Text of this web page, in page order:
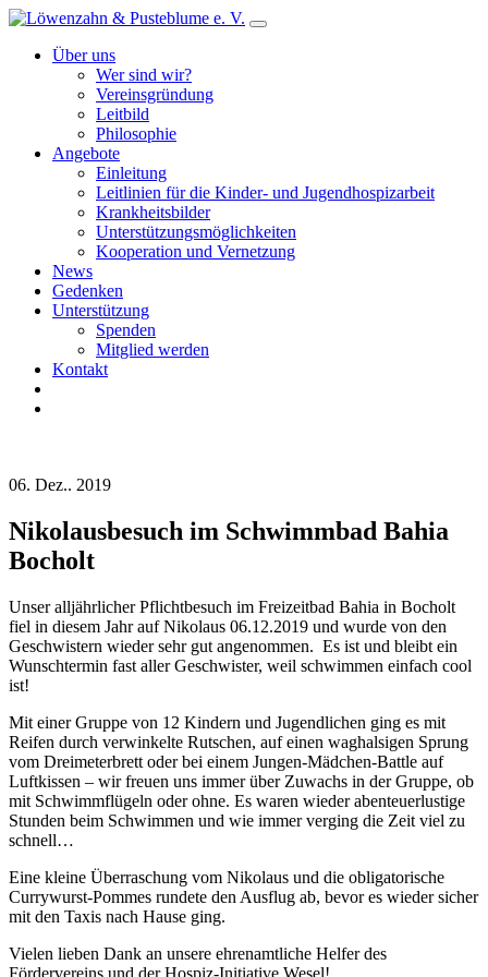
Über uns
Wer sind wir?
Vereinsgründung
Leitbild
Philosophie
Angebote
Einleitung
Leitlinien für die Kinder- und Jugendhospizarbeit
Krankheitsbilder
Unterstützungsmöglichkeiten
Kooperation und Vernetzung
News
Gedenken
Unterstützung
Spenden
Mitglied werden
Kontakt
06. Dez.. 2019
Nikolausbesuch im Schwimmbad Bahia
Bocholt
Unser alljährlicher Pflichtbesuch im Freizeitbad Bahia in Bocholt
fiel in diesem Jahr auf Nikolaus 06.12.2019 und wurde von den
Geschwistern wieder sehr gut angenommen. Es ist und bleibt ein
Wunschtermin fast aller Geschwister, weil schwimmen einfach cool
ist!
Mit einer Gruppe von 12 Kindern und Jugendlichen ging es mit
Reifen durch verwinkelte Rutschen, auf einen waghalsigen Sprung
vom Dreimeterbrett oder bei einem Jungen-Mädchen-Battle auf
Luftkissen – wir freuen uns immer über Zuwachs in der Gruppe, ob
mit Schwimmflügeln oder ohne. Es waren wieder abenteuerlustige
Stunden beim Schwimmen und wie immer verging die Zeit viel zu
schnell…
Eine kleine Überraschung vom Nikolaus und die obligatorische
Currywurst-Pommes rundete den Ausflug ab, bevor es wieder sicher
mit den Taxis nach Hause ging.
Vielen lieben Dank an unsere ehrenamtliche Helfer des
Fördervereins und der Hospiz-Initiative Wesel!